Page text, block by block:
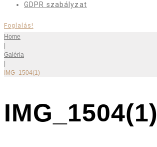
GDPR szabályzat
Foglalás!
Home
Galéria
IMG_1504(1)
IMG_1504(1)